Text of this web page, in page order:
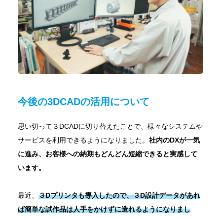
今後の3DCADの活用について
思い切って３DCADに切り替えたことで、様々なシステムや
サービスを利用できるようになりました。 社内のDXが一気
に進み、お客様への納期もどんどん短縮できると実感して
います。
最近、 ３Dプリンタも導入したので、３D設計データがあれ
ば簡単な試作品は人手をかけずに造れるようになりまし